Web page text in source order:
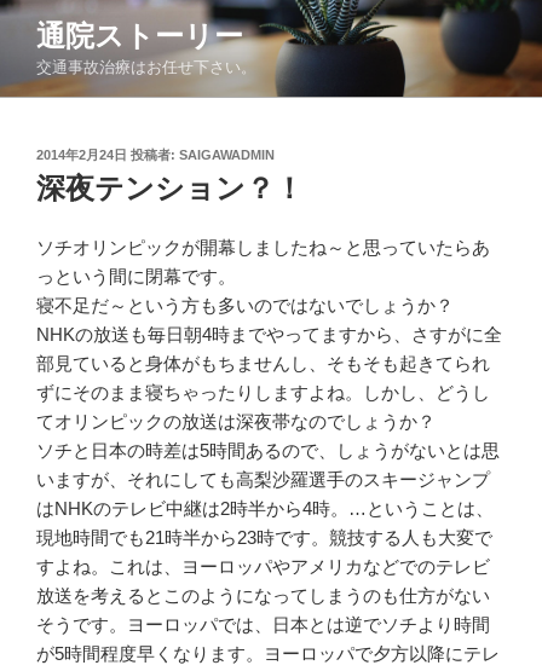
コ
ン
通院ストーリー
交通事故治療はお任せ下さい。
投
稿
日:
2014年2月24日 投稿者: SAIGAWADMIN
深夜テンション？！
ソチオリンピックが開幕しましたね～と思っていたらあ
っという間に閉幕です。
寝不足だ～という方も多いのではないでしょうか？
NHKの放送も毎日朝4時までやってますから、さすがに全
部見ていると身体がもちませんし、そもそも起きてられ
ずにそのまま寝ちゃったりしますよね。しかし、どうし
てオリンピックの放送は深夜帯なのでしょうか？
ソチと日本の時差は5時間あるので、しょうがないとは思
いますが、それにしても高梨沙羅選手のスキージャンプ
はNHKのテレビ中継は2時半から4時。…ということは、
現地時間でも21時半から23時です。競技する人も大変で
すよね。これは、ヨーロッパやアメリカなどでのテレビ
放送を考えるとこのようになってしまうのも仕方がない
そうです。ヨーロッパでは、日本とは逆でソチより時間
が5時間程度早くなります。ヨーロッパで夕方以降にテレ